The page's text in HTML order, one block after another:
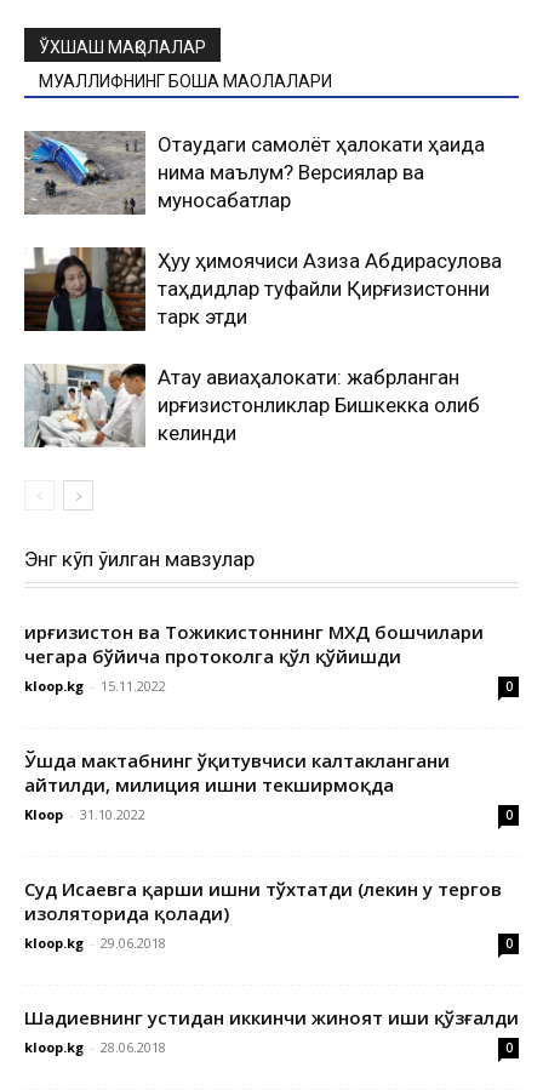
ЎХШАШ МАҚОЛАЛАР
МУАЛЛИФНИНГ БОШҚА МАҚОЛАЛАРИ
Оқтаудаги самолёт ҳалокати ҳақида
нима маълум? Версиялар ва
муносабатлар
Ҳуқуқ ҳимоячиси Азиза Абдирасулова
таҳдидлар туфайли Қирғизистонни
тарк этди
Ақтау авиаҳалокати: жабрланган
қирғизистонликлар Бишкекка олиб
келинди
Энг кўп ўқилган мавзулар
Қирғизистон ва Тожикистоннинг МХДҚ бошчилари
чегара бўйича протоколга қўл қўйишди
kloop.kg - 15.11.2022 0
Ўшда мактабнинг ўқитувчиси калтаклангани
айтилди, милиция ишни текширмоқда
Kloop - 31.10.2022 0
Суд Исаевга қарши ишни тўхтатди (лекин у тергов
изоляторида қолади)
kloop.kg - 29.06.2018 0
Шадиевнинг устидан иккинчи жиноят иши қўзғалди
kloop.kg - 28.06.2018 0